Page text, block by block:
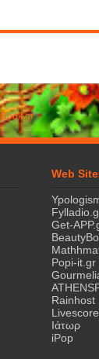
Web
Get-
Popi-it.gr
Rainhost
Ιάτωρ
iPop